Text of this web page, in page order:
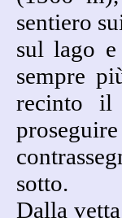
sentiero
sul lago
sempre
recinto il
sotto.
Dalla